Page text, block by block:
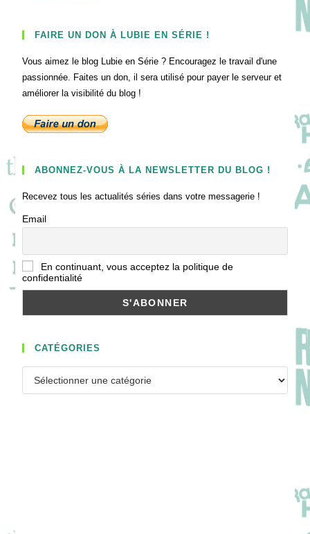
FAIRE UN DON À LUBIE EN SÉRIE !
Vous aimez le blog Lubie en Série ? Encouragez le travail d'une
passionnée. Faites un don, il sera utilisé pour payer le serveur et
améliorer la visibilité du blog !
ABONNEZ-VOUS À LA NEWSLETTER DU BLOG !
Recevez tous les actualités séries dans votre messagerie !
Email
En continuant, vous acceptez la politique de
confidentialité
CATÉGORIES